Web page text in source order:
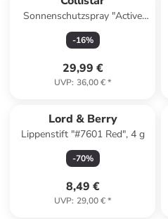
Sonnenschutzspray "Active
Protection Milk" - LSF 30, 200
ml
-16%
29,99 €
UVP: 36,00 €*
Lord & Berry
Lippenstift "#7601 Red", 4 g
-70%
8,49 €
UVP: 29,00 €*